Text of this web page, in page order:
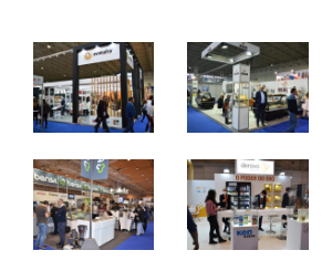
7 a 9 de abril 2024 - FIL - Lisboa
domingo a terça - 10h / 19h